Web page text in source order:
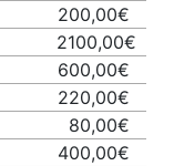
200,00€
2100,00€
600,00€
220,00€
80,00€
400,00€